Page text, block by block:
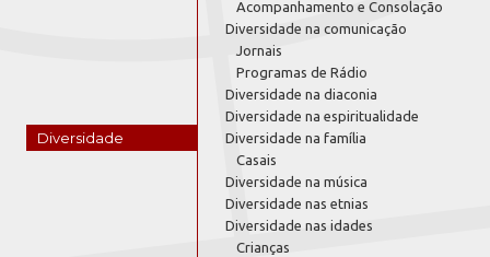
Diversidade
Acompanhamento e Consolação
Diversidade na comunicação
Jornais
Programas de Rádio
Diversidade na diaconia
Diversidade na espiritualidade
Diversidade na família
Casais
Diversidade na música
Diversidade nas etnias
Diversidade nas idades
Crianças